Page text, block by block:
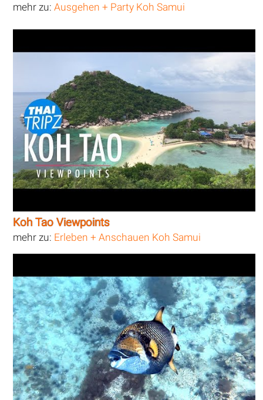
mehr zu:Ausgehen + Party Koh Samui
Koh Tao Viewpoints
mehr zu: Erleben + Anschauen Koh Samui